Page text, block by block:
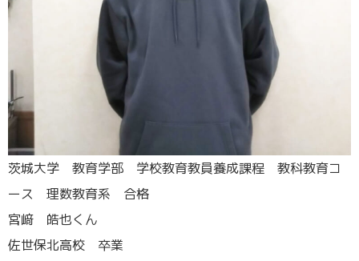
茨城大学 教育学部 学校教育教員養成課程 教科教育コ
ース 理数教育系 合格
宮﨑 皓也くん
佐世保北高校 卒業